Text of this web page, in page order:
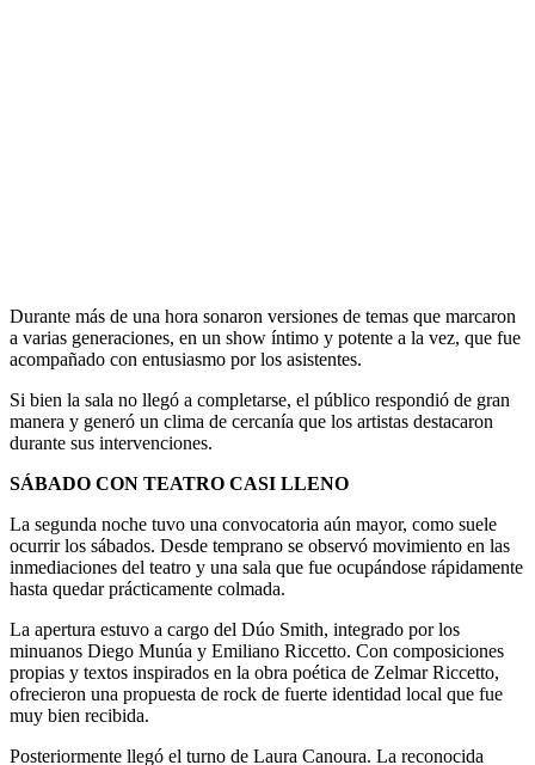
Durante más de una hora sonaron versiones de temas que marcaron
a varias generaciones, en un show íntimo y potente a la vez, que fue
acompañado con entusiasmo por los asistentes.
Si bien la sala no llegó a completarse, el público respondió de gran
manera y generó un clima de cercanía que los artistas destacaron
durante sus intervenciones.
SÁBADO CON TEATRO CASI LLENO
La segunda noche tuvo una convocatoria aún mayor, como suele
ocurrir los sábados. Desde temprano se observó movimiento en las
inmediaciones del teatro y una sala que fue ocupándose rápidamente
hasta quedar prácticamente colmada.
La apertura estuvo a cargo del Dúo Smith, integrado por los
minuanos Diego Munúa y Emiliano Riccetto. Con composiciones
propias y textos inspirados en la obra poética de Zelmar Riccetto,
ofrecieron una propuesta de rock de fuerte identidad local que fue
muy bien recibida.
Posteriormente llegó el turno de Laura Canoura. La reconocida